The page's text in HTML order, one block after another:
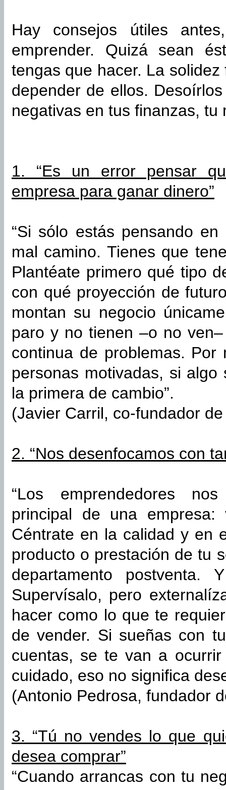
Hay consejos útiles
emprender. Quizá sean
tengas que hacer. La
depender de ellos.
negativas en tus finanzas,
1. “Es un error pensar
empresa para ganar dinero”
“Si sólo estás pensando
mal camino. Tienes que
Plantéate primero qué tipo
con qué proyección de
montan su negocio
paro y no tienen –o no
continua de problemas.
personas motivadas, si
la primera de cambio”.
(Javier Carril, co-fundador
2. “Nos desenfocamos con
“Los emprendedores
principal de una empresa:
Céntrate en la calidad y en
producto o prestación de tu
departamento postventa.
Supervísalo, pero
hacer como lo que te
de vender. Si sueñas con
cuentas, se te van a
cuidado, eso no significa
(Antonio Pedrosa, fundador
3. “Tú no vendes lo que
desea comprar”
“Cuando arrancas con tu